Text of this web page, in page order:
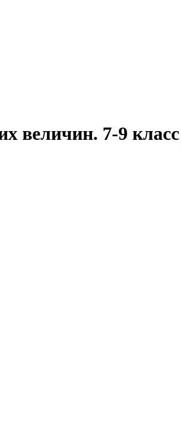
величин. 7-9 класс